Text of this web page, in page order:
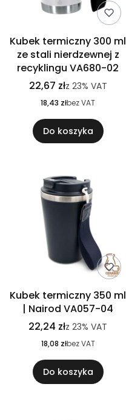
Kubek termiczny 300 ml
ze stali nierdzewnej z
recyklingu VA680-02
22,67 złz 23% VAT
18,43 złbez VAT
Do koszyka
Kubek termiczny 350 ml
| Nairod VA057-04
22,24 złz 23% VAT
18,08 złbez VAT
Do koszyka